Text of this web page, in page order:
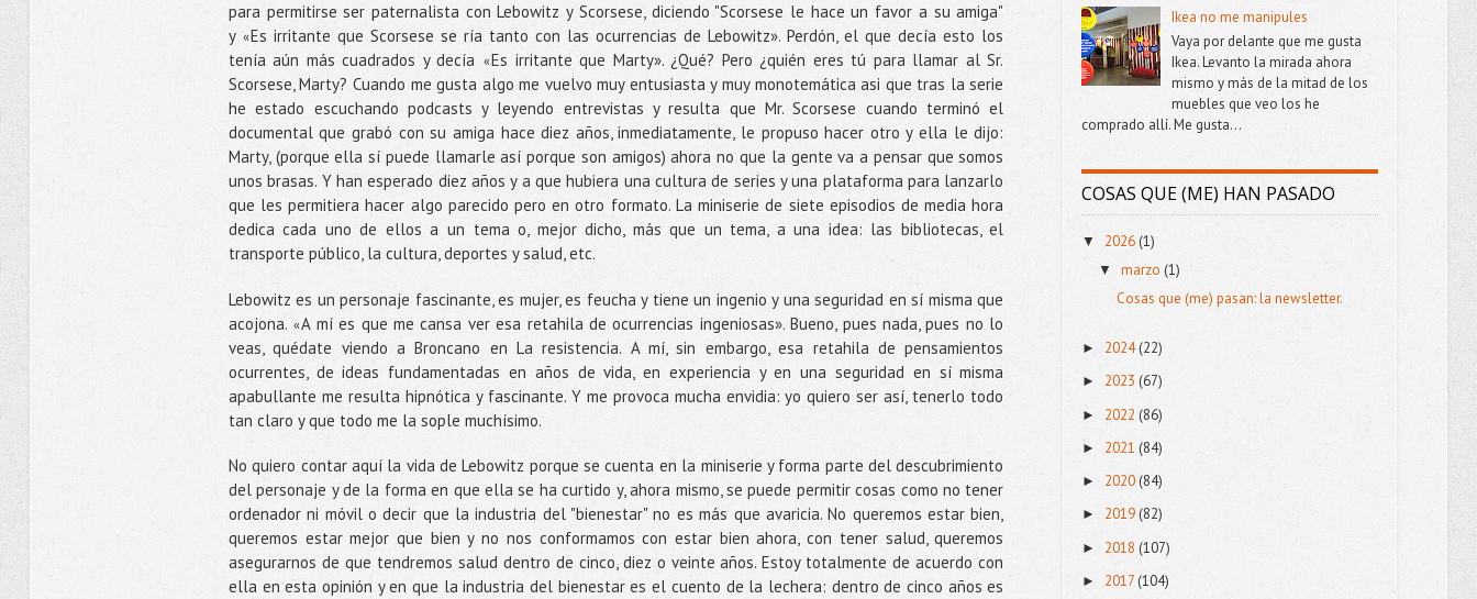
para permitirse ser paternalista con Lebowitz y Scorsese, diciendo "Scorsese le hace un favor a su amiga"
y «Es irritante que Scorsese se ría tanto con las ocurrencias de Lebowitz». Perdón, el que decía esto los
tenía aún más cuadrados y decía «Es irritante que Marty». ¿Qué? Pero ¿quién eres tú para llamar al Sr.
Scorsese, Marty? Cuando me gusta algo me vuelvo muy entusiasta y muy monotemática asi que tras la serie
he estado escuchando podcasts y leyendo entrevistas y resulta que Mr. Scorsese cuando terminó el
documental que grabó con su amiga hace diez años, inmediatamente, le propuso hacer otro y ella le dijo:
Marty, (porque ella sí puede llamarle así porque son amigos) ahora no que la gente va a pensar que somos
unos brasas. Y han esperado diez años y a que hubiera una cultura de series y una plataforma para lanzarlo
que les permitiera hacer algo parecido pero en otro formato. La miniserie de siete episodios de media hora
dedica cada uno de ellos a un tema o, mejor dicho, más que un tema, a una idea: las bibliotecas, el
transporte público, la cultura, deportes y salud, etc.
Lebowitz es un personaje fascinante, es mujer, es feucha y tiene un ingenio y una seguridad en sí misma que
acojona. «A mí es que me cansa ver esa retahila de ocurrencias ingeniosas». Bueno, pues nada, pues no lo
veas, quédate viendo a Broncano en La resistencia. A mí, sin embargo, esa retahila de pensamientos
ocurrentes, de ideas fundamentadas en años de vida, en experiencia y en una seguridad en sí misma
apabullante me resulta hipnótica y fascinante. Y me provoca mucha envidia: yo quiero ser así, tenerlo todo
tan claro y que todo me la sople muchísimo.
No quiero contar aquí la vida de Lebowitz porque se cuenta en la miniserie y forma parte del descubrimiento
del personaje y de la forma en que ella se ha curtido y, ahora mismo, se puede permitir cosas como no tener
ordenador ni móvil o decir que la industria del "bienestar" no es más que avaricia. No queremos estar bien,
queremos estar mejor que bien y no nos conformamos con estar bien ahora, con tener salud, queremos
asegurarnos de que tendremos salud dentro de cinco, diez o veinte años. Estoy totalmente de acuerdo con
ella en esta opinión y en que la industria del bienestar es el cuento de la lechera: dentro de cinco años es
Ikea no me manipules
Vaya por delante que me gusta
Ikea. Levanto la mirada ahora
mismo y más de la mitad de los
muebles que veo los he
comprado allí. Me gusta...
COSAS QUE (ME) HAN PASADO
▼ 2026 (1)
▼marzo(1)
Cosas que (me) pasan: la newsletter.
► 2024(22)
► 2023 (67)
► 2022 (86)
► 2021 (84)
► 2020 (84)
► 2019(82)
► 2018 (107)
► 2017 (104)